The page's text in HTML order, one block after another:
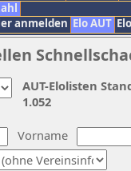
anmelden Elo AUT
Vorname
AUT-Elolisten
1.052